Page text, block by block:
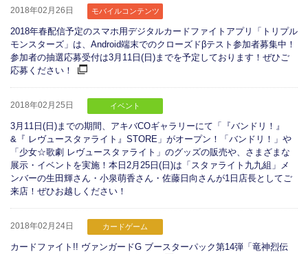
2018年02月26日 モバイルコンテンツ
2018年春配信予定のスマホ用デジタルカードファイトアプリ「トリプル
モンスターズ」は、Android端末でのクローズドβテスト参加者募集中！
参加者の抽選応募受付は3月11日(日)までを予定しております！ぜひご
応募ください！
2018年02月25日 イベント
3月11日(日)までの期間、アキバCOギャラリーにて「『バンドリ！』
&『 レヴュースタァライト』STORE」がオープン！「バンドリ！」や
「少女☆歌劇 レヴュースタァライト」のグッズの販売や、さまざまな
展示・イベントを実施！本日2月25日(日)は「スタァライト九九組」メ
ンバーの生田輝さん・小泉萌香さん・佐藤日向さんが1日店長としてご
来店！ぜひお越しください！
2018年02月24日 カードゲーム
カードファイト!! ヴァンガードG ブースターパック第14弾「竜神烈伝